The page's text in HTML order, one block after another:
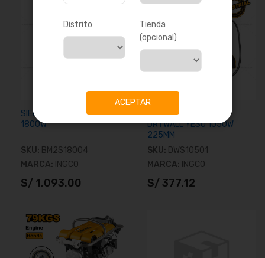
SIERRA INGLETADORA 10"
1800W
SKU: BM2S18004
MARCA: INGCO
S/ 1,093.00
LIJADORA DE PARED
DRYWALL YESO 1050W
225MM
SKU: DWS10501
MARCA: INGCO
S/ 377.12
Distrito
Tienda
(opcional)
ACEPTAR